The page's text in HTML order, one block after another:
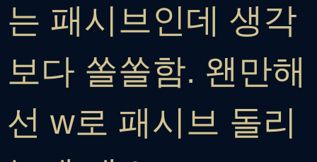
는 패시브인데 생각
보다 쏠쏠함. 왠만해
선 w로 패시브 돌리